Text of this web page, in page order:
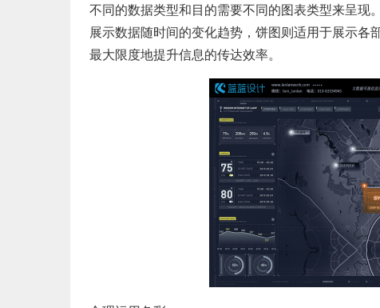
不同的数据类型和目的需要不同的图表类型来呈现
展示数据随时间的变化趋势，饼图则适用于展示各
最大限度地提升信息的传达效率。